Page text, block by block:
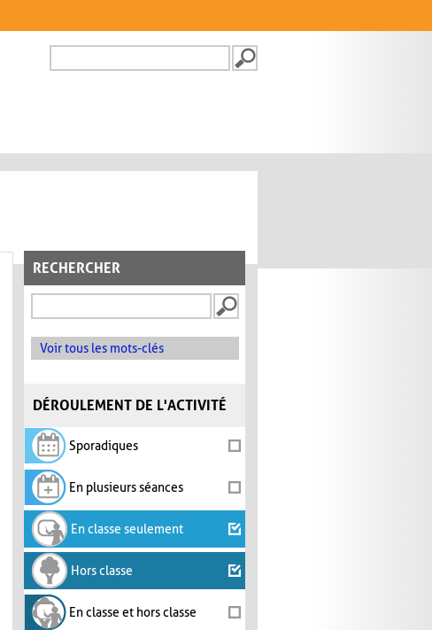
FORMULAIRE DE
RECHERCHER
Voir tous les mots-clés
DÉROULEMENT DE L'ACTIVITÉ
Sporadiques
En plusieurs séances
En classe seulement
Hors classe
En classe et hors classe